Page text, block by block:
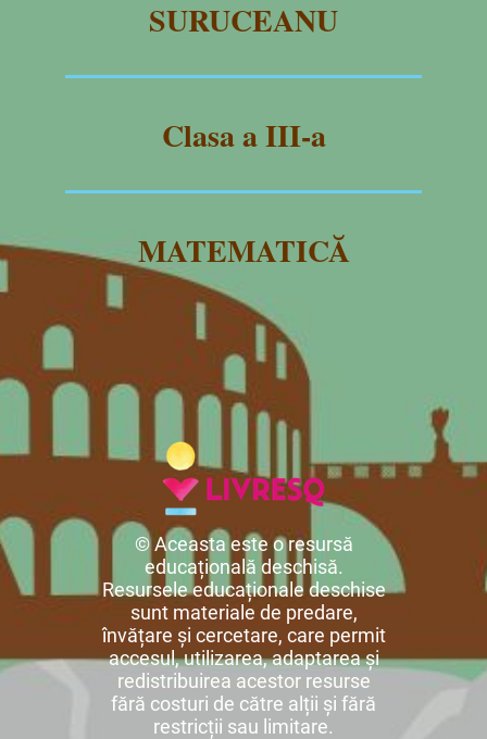
SURUCEANU
Clasa a III-a
MATEMATICĂ
© Aceasta este o resursă
educațională deschisă.
Resursele educaționale deschise
sunt materiale de predare,
învățare și cercetare, care permit
accesul, utilizarea, adaptarea și
redistribuirea acestor resurse
fără costuri de către alții și fără
restricții sau limitare.